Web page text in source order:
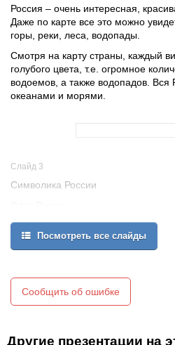
Россия – очень интересная,
Даже по карте все это можно
горы, реки, леса, водопады.
Смотря на карту страны, каждый
голубого цвета, т.е. огромное
водоемов, а также водопадов. Вся
океанами и морями.
Слайд 3
Символика России
Белый цвет – берёзка.
Синий - неба цвет.
У России величавой
На гербе орёл двуглавый,
Посмотреть все слайды
Сообщить об ошибке
Другие презентации на